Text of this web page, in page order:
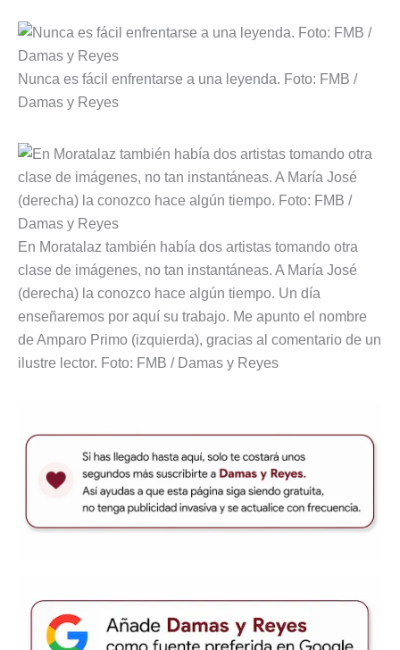
Nunca es fácil enfrentarse a una leyenda. Foto: FMB /
Damas y Reyes
En Moratalaz también había dos artistas tomando otra
clase de imágenes, no tan instantáneas. A María José
(derecha) la conozco hace algún tiempo. Un día
enseñaremos por aquí su trabajo. Me apunto el nombre
de Amparo Primo (izquierda), gracias al comentario de un
ilustre lector. Foto: FMB / Damas y Reyes